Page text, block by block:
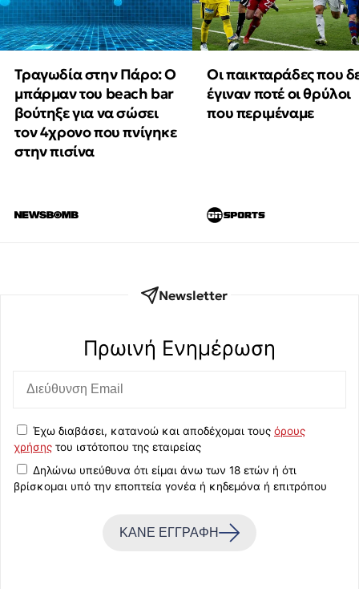
Τραγωδία στην Πάρο: Ο
μπάρμαν του beach bar
βούτηξε για να σώσει
τον 4χρονο που πνίγηκε
στην πισίνα
Οι παικταράδες που
έγιναν ποτέ οι θρύλοι
που περιμέναμε
Newsletter
Πρωινή Eνημέρωση
Έχω διαβάσει, κατανοώ και αποδέχομαι τους όρους
χρήσης του ιστότοπου της εταιρείας
Δηλώνω υπεύθυνα ότι είμαι άνω των 18 ετών ή ότι
βρίσκομαι υπό την εποπτεία γονέα ή κηδεμόνα ή επιτρόπου
ΚΑΝΕ ΕΓΓΡΑΦΗ